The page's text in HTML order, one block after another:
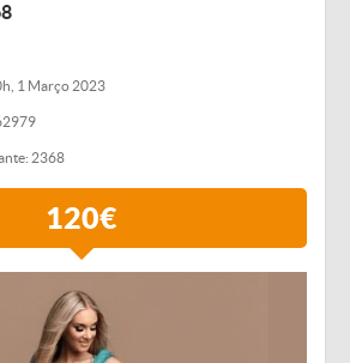
1 Março 2023
2368
120€